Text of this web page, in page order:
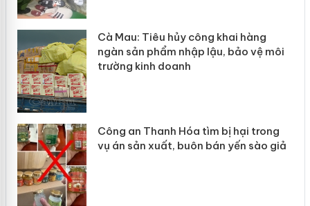
Mau: Tiêu hủy công khai hàng
sản phẩm nhập lậu, bảo vệ môi
kinh doanh
an Thanh Hóa tìm bị hại trong
án sản xuất, buôn bán yến sào giả
Lào
mại